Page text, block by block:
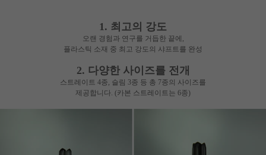
1. 최고의 강도
오랜 경험과 연구를 거듭한 끝에,
플라스틱 소재 중 최고 강도의 샤프트를 완성
2. 다양한 사이즈를 전개
스트레이트 4종, 슬림 3종 등 총 7종의 사이즈를
제공합니다. (카본 스트레이트는 6종)